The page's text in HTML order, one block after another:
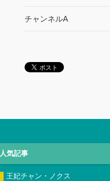
チャンネルA
人気記事
王妃チャン・ノクス